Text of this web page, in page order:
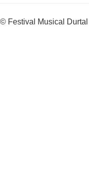
© Festival Musical Durtal